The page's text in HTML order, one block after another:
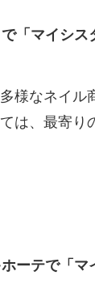
「マイシ
様なネイ
は、最寄り
ホーテで「